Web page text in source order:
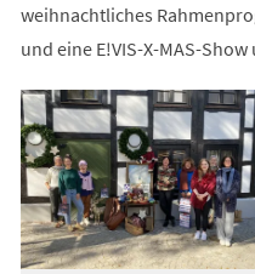
weihnachtliches
und eine E!VIS-X-MAS-